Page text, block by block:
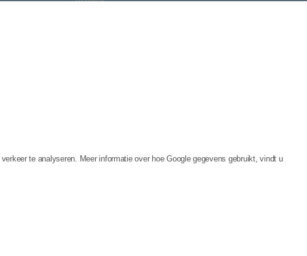
te analyseren. Meer informatie over hoe Google gegevens gebruikt, vindt u